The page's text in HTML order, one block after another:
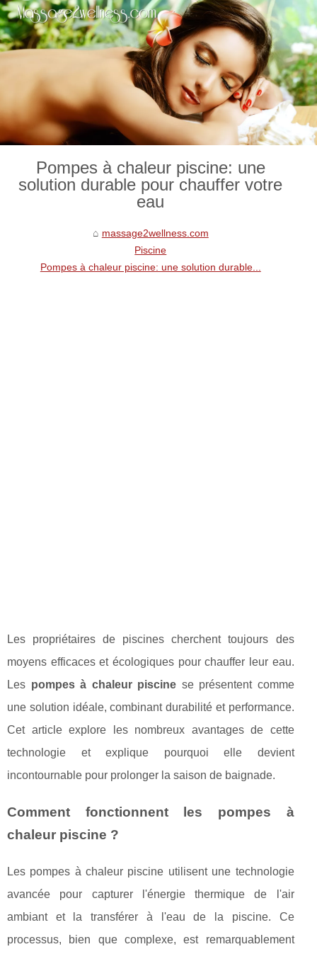
Pompes à chaleur piscine: une
solution durable pour chauffer votre
eau
massage2wellness.com
Piscine
Pompes à chaleur piscine: une solution durable...
Les propriétaires de piscines cherchent toujours des
moyens efficaces et écologiques pour chauffer leur eau.
Les pompes à chaleur piscine se présentent comme
une solution idéale, combinant durabilité et performance.
Cet article explore les nombreux avantages de cette
technologie et explique pourquoi elle devient
incontournable pour prolonger la saison de baignade.
Comment fonctionnent les pompes à
chaleur piscine ?
Les pompes à chaleur piscine utilisent une technologie
avancée pour capturer l'énergie thermique de l'air
ambiant et la transférer à l'eau de la piscine. Ce
processus, bien que complexe, est remarquablement